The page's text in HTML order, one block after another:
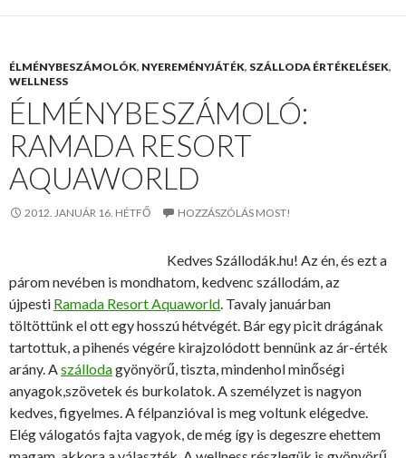
ÉLMÉNYBESZÁMOLÓK, NYEREMÉNYJÁTÉK, SZÁLLODA ÉRTÉKELÉSEK,
WELLNESS
ÉLMÉNYBESZÁMOLÓ:
RAMADA RESORT
AQUAWORLD
2012. JANUÁR 16. HÉTFŐ HOZZÁSZÓLÁS MOST!
Kedves Szállodák.hu! Az én, és ezt a
párom nevében is mondhatom, kedvenc szállodám, az
újpesti Ramada Resort Aquaworld. Tavaly januárban
töltöttünk el ott egy hosszú hétvégét. Bár egy picit drágának
tartottuk, a pihenés végére kirajzolódott bennünk az ár-érték
arány. Aszállodagyönyörű, tiszta, mindenhol minőségi
anyagok,szövetek és burkolatok. A személyzet is nagyon
kedves, figyelmes. A félpanzióval is meg voltunk elégedve.
Elég válogatós fajta vagyok, de még így is degeszre ehettem